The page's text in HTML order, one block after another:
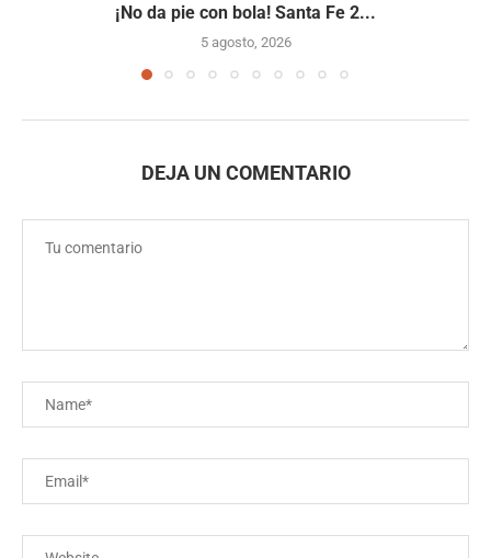
¡No da pie con bola! Santa Fe 2...
5 agosto, 2026
DEJA UN COMENTARIO